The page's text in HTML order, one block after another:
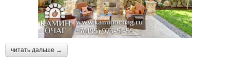
читать дальше →